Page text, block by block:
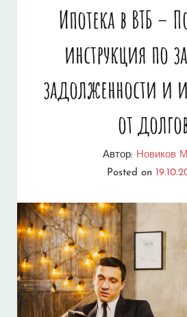
Ипотека в ВТБ –
инструкция по
задолженности и
от
Автор: Новиков
Posted on